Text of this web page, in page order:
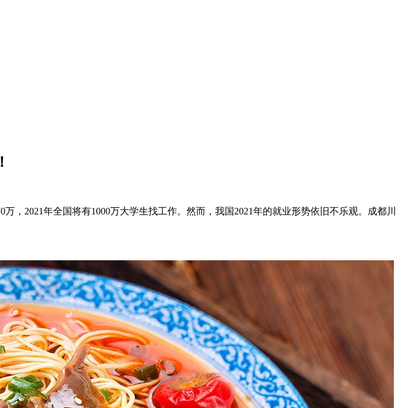
，2021年全国将有1000万大学生找工作。然而，我国2021年的就业形势依旧不乐观。成都川